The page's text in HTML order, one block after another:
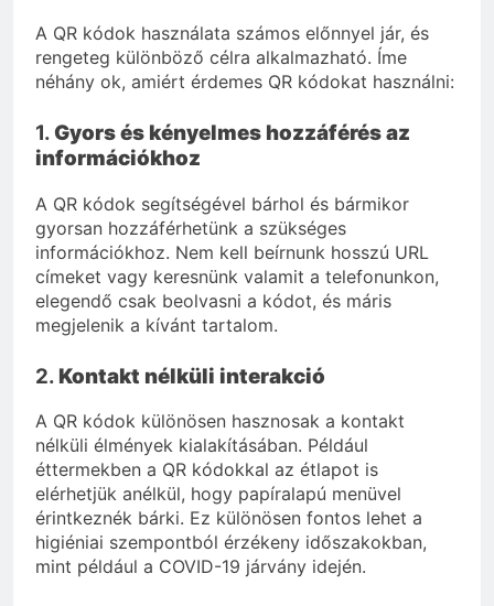
A QR kódok használata számos előnnyel jár, és
rengeteg különböző célra alkalmazható. Íme
néhány ok, amiért érdemes QR kódokat használni:
1.Gyors és kényelmes hozzáférés az
információkhoz
A QR kódok segítségével bárhol és bármikor
gyorsan hozzáférhetünk a szükséges
információkhoz. Nem kell beírnunk hosszú URL
címeket vagy keresnünk valamit a telefonunkon,
elegendő csak beolvasni a kódot, és máris
megjelenik a kívánt tartalom.
2. Kontakt nélküli interakció
A QR kódok különösen hasznosak a kontakt
nélküli élmények kialakításában. Például
éttermekben a QR kódokkal az étlapot is
elérhetjük anélkül, hogy papíralapú menüvel
érintkeznék bárki. Ez különösen fontos lehet a
higiéniai szempontból érzékeny időszakokban,
mint például a COVID-19 járvány idején.